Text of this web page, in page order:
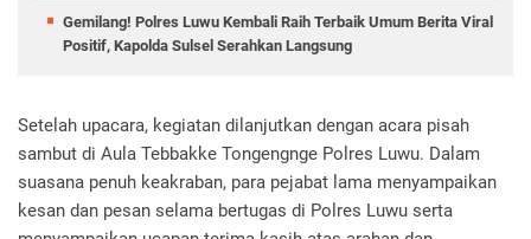
Gemilang! Polres Luwu Kembali Raih Terbaik Umum Berita Viral
Positif, Kapolda Sulsel Serahkan Langsung
Setelah upacara, kegiatan dilanjutkan dengan acara pisah
sambut di Aula Tebbakke Tongengnge Polres Luwu. Dalam
suasana penuh keakraban, para pejabat lama menyampaikan
kesan dan pesan selama bertugas di Polres Luwu serta